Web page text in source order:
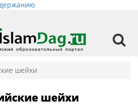
шейхи
шейхи